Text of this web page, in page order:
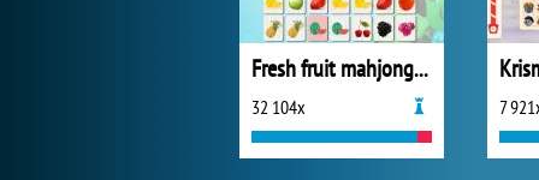
Fresh fruit mahjong connection
32 104x 7